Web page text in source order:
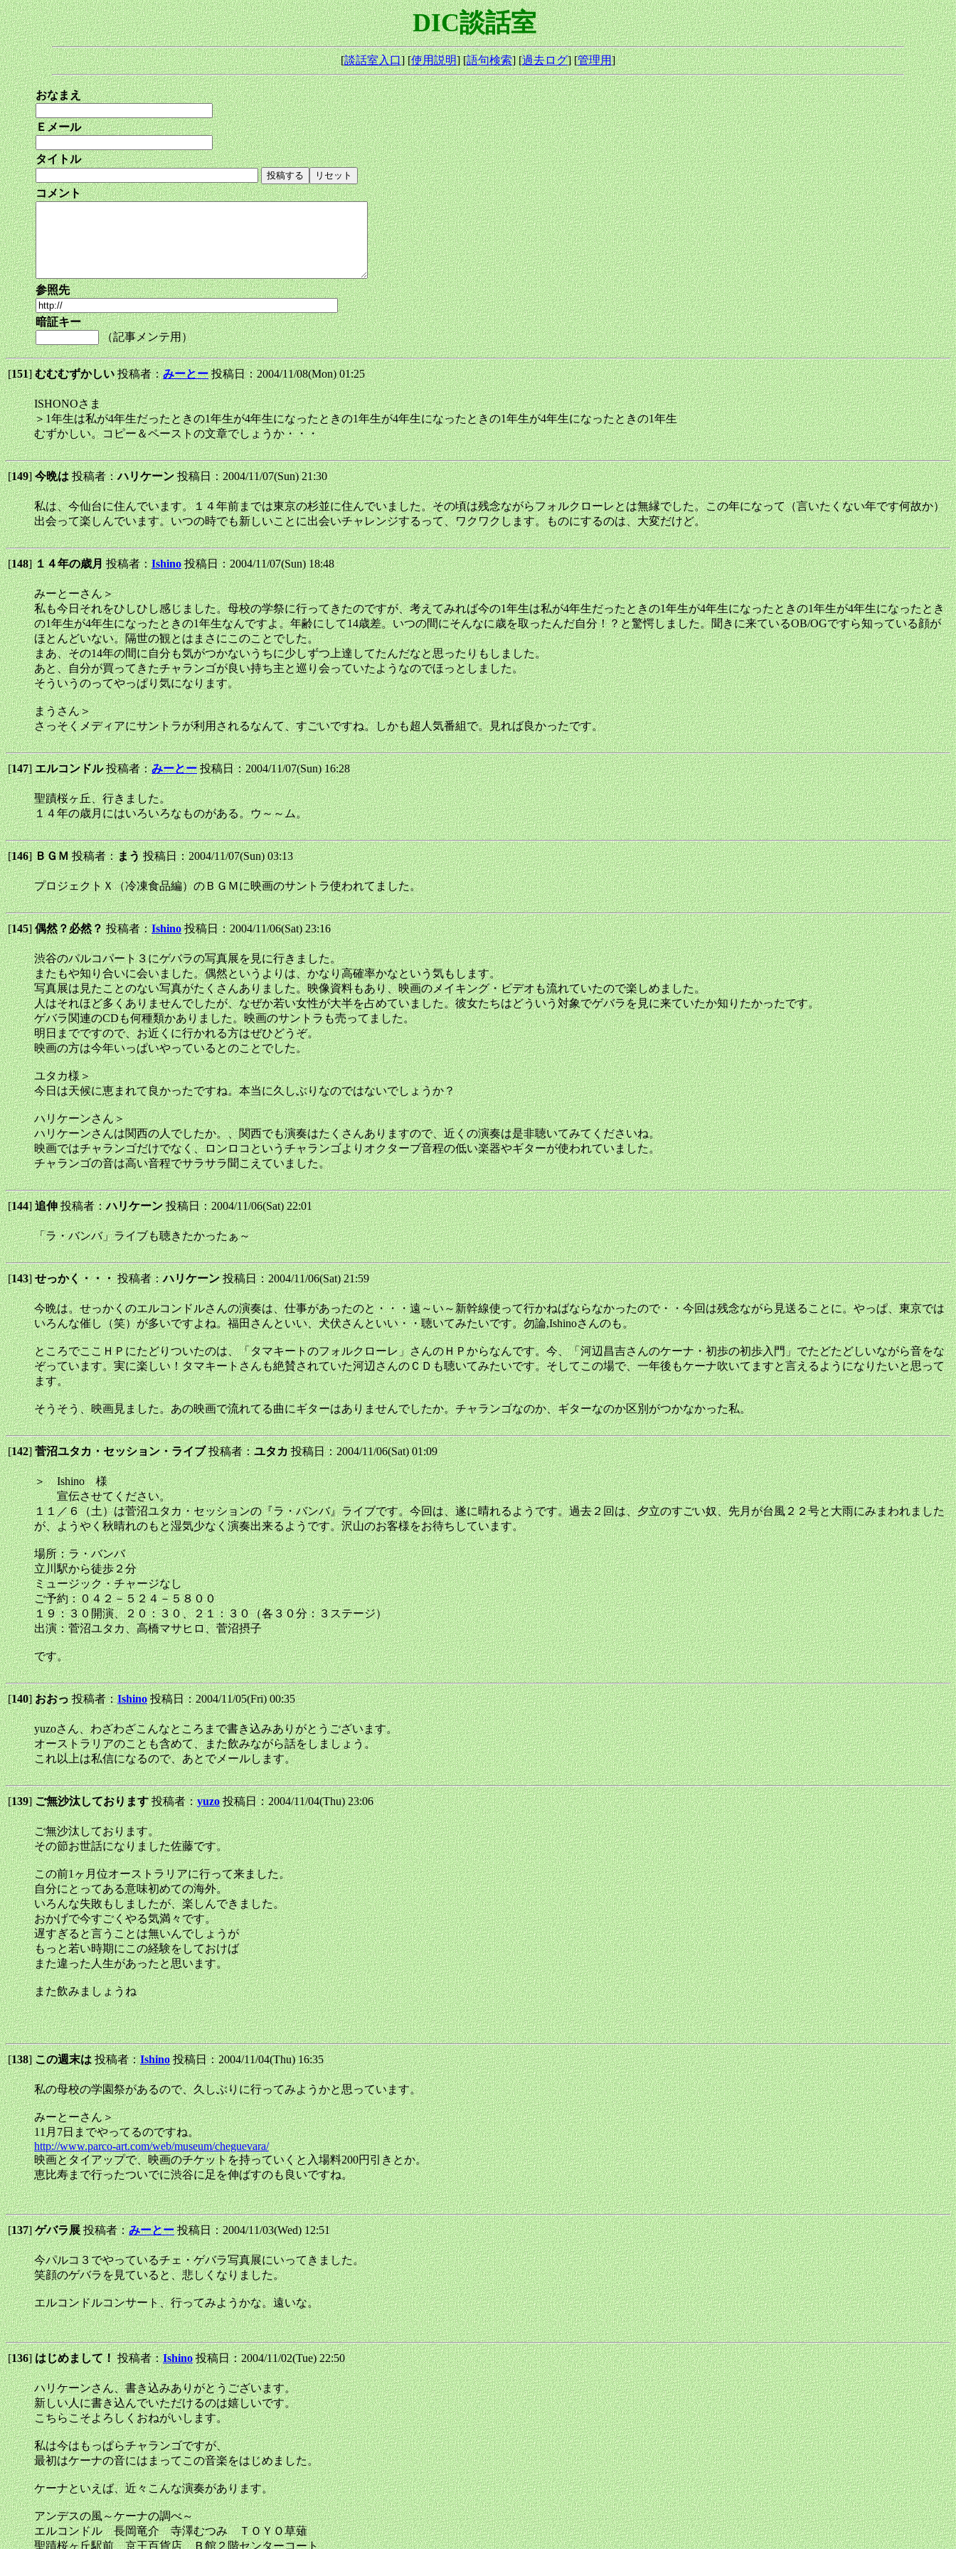
DIC談話室
[談話室入口] [使用説明] [語句検索] [過去ログ] [管理用]
おなまえ
Ｅメール
タイトル
コメント
参照先
暗証キー
（記事メンテ用）
[151]むむむずかしい投稿者：みーとー 投稿日：2004/11/08(Mon) 01:25
ISHONOさま
＞1年生は私が4年生だったときの1年生が4年生になったときの1年生が4年生になったときの1年生が4年生になったときの1年生
むずかしい。コピー＆ペーストの文章でしょうか・・・
[149]今晩は投稿者：ハリケーン投稿日：2004/11/07(Sun) 21:30
私は、今仙台に住んでいます。１４年前までは東京の杉並に住んでいました。その頃は残念ながらフォルクローレとは無縁でした。この年になって（言いたくない年です何故か）
出会って楽しんでいます。いつの時でも新しいことに出会いチャレンジするって、ワクワクします。ものにするのは、大変だけど。
[148]１４年の歳月投稿者：Ishino 投稿日：2004/11/07(Sun) 18:48
みーとーさん＞
私も今日それをひしひし感じました。母校の学祭に行ってきたのですが、考えてみれば今の1年生は私が4年生だったときの1年生が4年生になったときの1年生が4年生になったとき
の1年生が4年生になったときの1年生なんですよ。年齢にして14歳差。いつの間にそんなに歳を取ったんだ自分！？と驚愕しました。聞きに来ているOB/OGですら知っている顔が
ほとんどいない。隔世の観とはまさにこのことでした。
まあ、その14年の間に自分も気がつかないうちに少しずつ上達してたんだなと思ったりもしました。
あと、自分が買ってきたチャランゴが良い持ち主と巡り会っていたようなのでほっとしました。
そういうのってやっぱり気になります。
まうさん＞
さっそくメディアにサントラが利用されるなんて、すごいですね。しかも超人気番組で。見れば良かったです。
[147]エルコンドル投稿者：みーとー 投稿日：2004/11/07(Sun) 16:28
聖蹟桜ヶ丘、行きました。
１４年の歳月にはいろいろなものがある。ウ～～ム。
[146]ＢＧＭ投稿者：まう投稿日：2004/11/07(Sun) 03:13
プロジェクトＸ（冷凍食品編）のＢＧＭに映画のサントラ使われてました。
[145]偶然？必然？投稿者：Ishino 投稿日：2004/11/06(Sat) 23:16
渋谷のパルコパート３にゲバラの写真展を見に行きました。
またもや知り合いに会いました。偶然というよりは、かなり高確率かなという気もします。
写真展は見たことのない写真がたくさんありました。映像資料もあり、映画のメイキング・ビデオも流れていたので楽しめました。
人はそれほど多くありませんでしたが、なぜか若い女性が大半を占めていました。彼女たちはどういう対象でゲバラを見に来ていたか知りたかったです。
ゲバラ関連のCDも何種類かありました。映画のサントラも売ってました。
明日までですので、お近くに行かれる方はぜひどうぞ。
映画の方は今年いっぱいやっているとのことでした。
ユタカ様＞
今日は天候に恵まれて良かったですね。本当に久しぶりなのではないでしょうか？
ハリケーンさん＞
ハリケーンさんは関西の人でしたか。、関西でも演奏はたくさんありますので、近くの演奏は是非聴いてみてくださいね。
映画ではチャランゴだけでなく、ロンロコというチャランゴよりオクターブ音程の低い楽器やギターが使われていました。
チャランゴの音は高い音程でサラサラ聞こえていました。
[144]追伸投稿者：ハリケーン投稿日：2004/11/06(Sat) 22:01
「ラ・バンバ」ライブも聴きたかったぁ～
[143]せっかく・・・投稿者：ハリケーン投稿日：2004/11/06(Sat) 21:59
今晩は。せっかくのエルコンドルさんの演奏は、仕事があったのと・・・遠～い～新幹線使って行かねばならなかったので・・今回は残念ながら見送ることに。やっぱ、東京では
いろんな催し（笑）が多いですよね。福田さんといい、犬伏さんといい・・聴いてみたいです。勿論,Ishinoさんのも。
ところでここＨＰにたどりついたのは、「タマキートのフォルクローレ」さんのＨＰからなんです。今、「河辺昌吉さんのケーナ・初歩の初歩入門」でたどたどしいながら音をな
ぞっています。実に楽しい！タマキートさんも絶賛されていた河辺さんのＣＤも聴いてみたいです。そしてこの場で、一年後もケーナ吹いてますと言えるようになりたいと思って
ます。
そうそう、映画見ました。あの映画で流れてる曲にギターはありませんでしたか。チャランゴなのか、ギターなのか区別がつかなかった私。
[142]菅沼ユタカ・セッション・ライブ投稿者：ユタカ投稿日：2004/11/06(Sat) 01:09
＞ Ishino 様
宣伝させてください。
１１／６（土）は菅沼ユタカ・セッションの『ラ・バンバ』ライブです。今回は、遂に晴れるようです。過去２回は、夕立のすごい奴、先月が台風２２号と大雨にみまわれました
が、ようやく秋晴れのもと湿気少なく演奏出来るようです。沢山のお客様をお待ちしています。
場所：ラ・バンバ
立川駅から徒歩２分
ミュージック・チャージなし
ご予約：０４２－５２４－５８００
１９：３０開演、２０：３０、２１：３０（各３０分：３ステージ）
出演：菅沼ユタカ、高橋マサヒロ、菅沼摂子
です。
[140]おおっ投稿者：Ishino 投稿日：2004/11/05(Fri) 00:35
yuzoさん、わざわざこんなところまで書き込みありがとうございます。
オーストラリアのことも含めて、また飲みながら話をしましょう。
これ以上は私信になるので、あとでメールします。
[139]ご無沙汰しております投稿者：yuzo 投稿日：2004/11/04(Thu) 23:06
ご無沙汰しております。
その節お世話になりました佐藤です。
この前1ヶ月位オーストラリアに行って来ました。
自分にとってある意味初めての海外。
いろんな失敗もしましたが、楽しんできました。
おかげで今すごくやる気満々です。
遅すぎると言うことは無いんでしょうが
もっと若い時期にこの経験をしておけば
また違った人生があったと思います。
また飲みましょうね
[138]この週末は投稿者：Ishino 投稿日：2004/11/04(Thu) 16:35
私の母校の学園祭があるので、久しぶりに行ってみようかと思っています。
みーとーさん＞
11月7日までやってるのですね。
http://www.parco-art.com/web/museum/cheguevara/
映画とタイアップで、映画のチケットを持っていくと入場料200円引きとか。
恵比寿まで行ったついでに渋谷に足を伸ばすのも良いですね。
[137]ゲバラ展投稿者：みーとー 投稿日：2004/11/03(Wed) 12:51
今パルコ３でやっているチェ・ゲバラ写真展にいってきました。
笑顔のゲバラを見ていると、悲しくなりました。
エルコンドルコンサート、行ってみようかな。遠いな。
[136]はじめまして！投稿者：Ishino 投稿日：2004/11/02(Tue) 22:50
ハリケーンさん、書き込みありがとうございます。
新しい人に書き込んでいただけるのは嬉しいです。
こちらこそよろしくおねがいします。
私は今はもっぱらチャランゴですが、
最初はケーナの音にはまってこの音楽をはじめました。
ケーナといえば、近々こんな演奏があります。
アンデスの風～ケーナの調べ～
エルコンドル 長岡竜介 寺澤むつみ ＴＯＹＯ草薙
聖蹟桜ヶ丘駅前 京王百貨店 Ｂ館２階センターコート